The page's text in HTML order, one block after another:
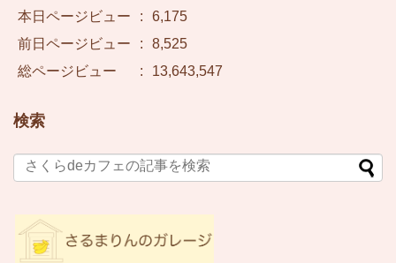
本日ページビュー :
6,175
前日ページビュー
:
8,525
総ページビュー
: 13,643,547
検索